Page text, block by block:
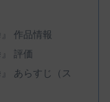
作品情報
評価
あらすじ（ス